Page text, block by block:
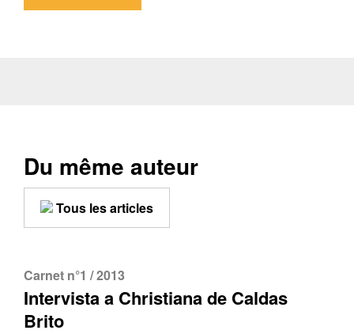
Du même auteur
Tous les articles
Carnet n°1 / 2013
Intervista a Christiana de Caldas
Brito